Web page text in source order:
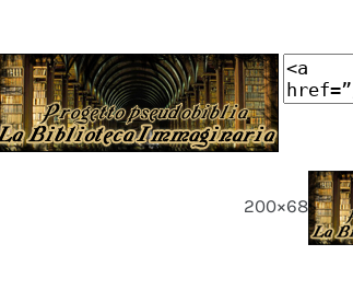
200×68